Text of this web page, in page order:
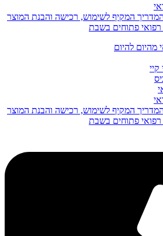
המקיף לשימוש, רכישה והבנת המוצר
פתוחים בשבת
להיום
המקיף לשימוש, רכישה והבנת המוצר
פתוחים בשבת